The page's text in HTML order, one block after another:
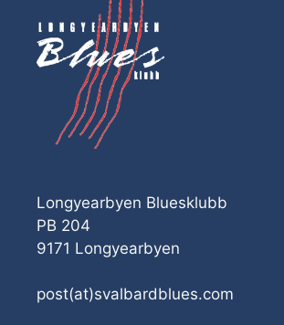
Longyearbyen Bluesklubb
PB 204
9171 Longyearbyen
post(at)svalbardblues.com